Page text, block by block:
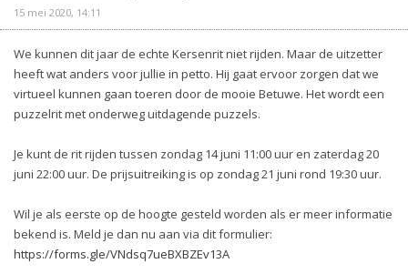
15 mei 2020, 14:11
We kunnen dit jaar de echte Kersenrit niet rijden. Maar de uitzetter
heeft wat anders voor jullie in petto. Hij gaat ervoor zorgen dat we
virtueel kunnen gaan toeren door de mooie Betuwe. Het wordt een
puzzelrit met onderweg uitdagende puzzels.
Je kunt de rit rijden tussen zondag 14 juni 11:00 uur en zaterdag 20
juni 22:00 uur. De prijsuitreiking is op zondag 21 juni rond 19:30 uur.
Wil je als eerste op de hoogte gesteld worden als er meer informatie
bekend is. Meld je dan nu aan via dit formulier:
https://forms.gle/VNdsq7ueBXBZEv13A